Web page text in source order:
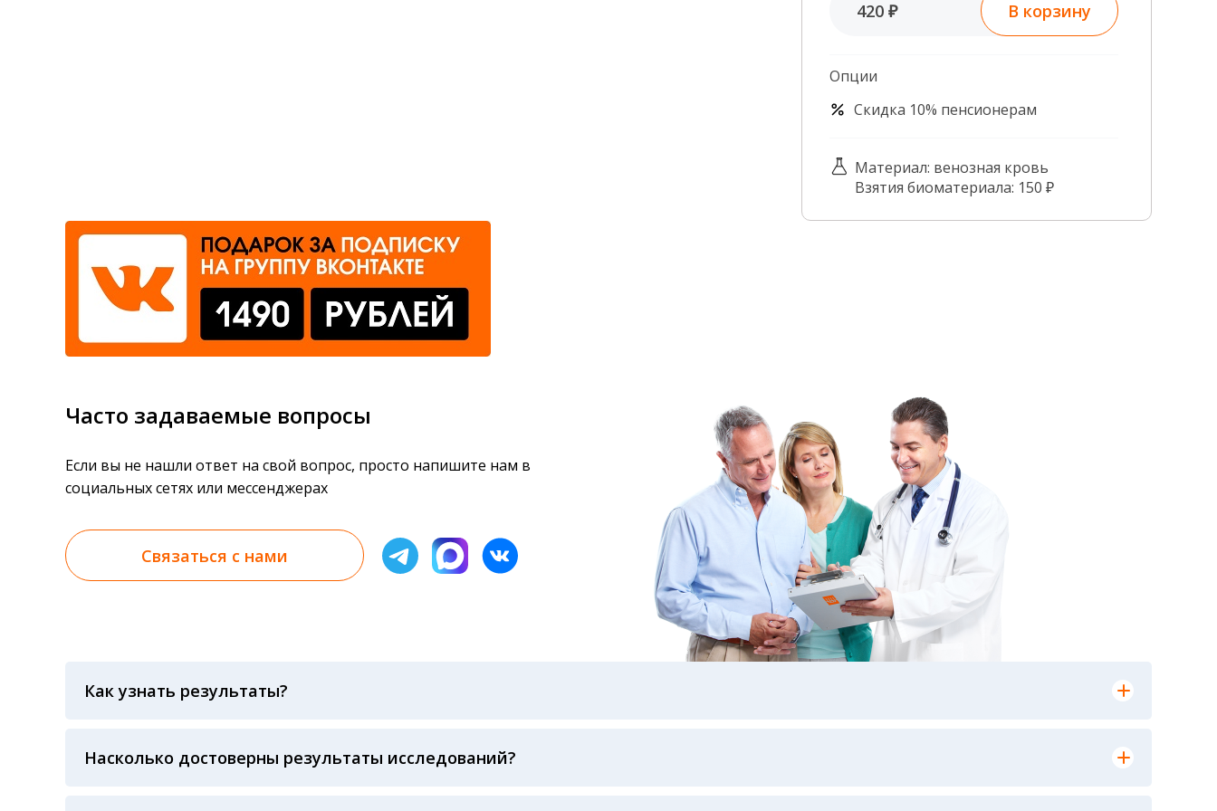
420 ₽ В корзину
Опции
Скидка 10% пенсионерам
Материал: венозная кровь
Взятия биоматериала: 150 ₽
Часто задаваемые вопросы
Если вы не нашли ответ на свой вопрос, просто напишите нам в
социальных сетях или мессенджерах
Связаться с нами
Как узнать результаты?
анализов при предъявлении паспорта или чека об оплате
Насколько достоверны результаты исследований?
Гарантия качества лабораторных тестов обеспечивается соблюдением международных стандартов выполнения лабораторных исследований и